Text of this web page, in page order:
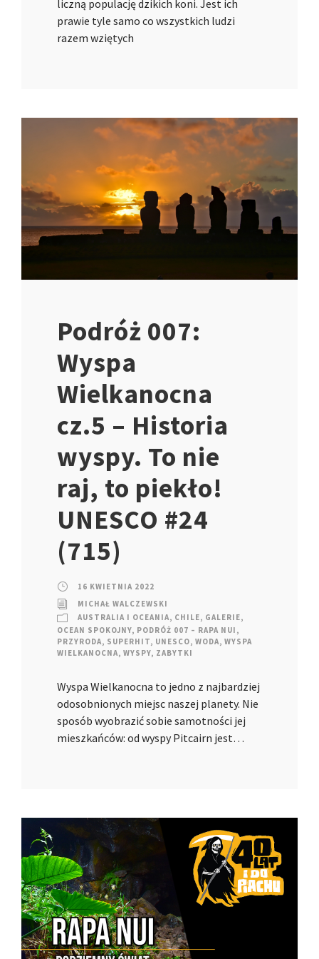
liczną populację dzikich koni. Jest ich
prawie tyle samo co wszystkich ludzi
razem wziętych
Podróż 007:
Wyspa
Wielkanocna
cz.5 – Historia
wyspy. To nie
raj, to piekło!
UNESCO #24
(715)
16 KWIETNIA 2022
MICHAŁ WALCZEWSKI
AUSTRALIA I OCEANIA, CHILE, GALERIE,
OCEAN SPOKOJNY, PODRÓŻ 007 – RAPA NUI ,
PRZYRODA, SUPERHIT, UNESCO, WODA, WYSPA
WIELKANOCNA, WYSPY, ZABYTKI
Wyspa Wielkanocna to jedno z najbardziej
odosobnionych miejsc naszej planety. Nie
sposób wyobrazić sobie samotności jej
mieszkańców: od wyspy Pitcairn jest…